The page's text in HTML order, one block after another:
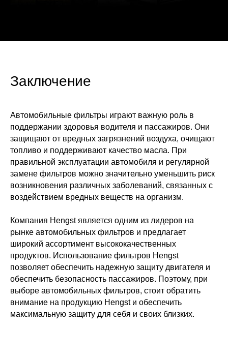
Заключение
Автомобильные фильтры играют важную роль в
поддержании здоровья водителя и пассажиров. Они
защищают от вредных загрязнений воздуха, очищают
топливо и поддерживают качество масла. При
правильной эксплуатации автомобиля и регулярной
замене фильтров можно значительно уменьшить риск
возникновения различных заболеваний, связанных с
воздействием вредных веществ на организм.
Компания Hengst является одним из лидеров на
рынке автомобильных фильтров и предлагает
широкий ассортимент высококачественных
продуктов. Использование фильтров Hengst
позволяет обеспечить надежную защиту двигателя и
обеспечить безопасность пассажиров. Поэтому, при
выборе автомобильных фильтров, стоит обратить
внимание на продукцию Hengst и обеспечить
максимальную защиту для себя и своих близких.